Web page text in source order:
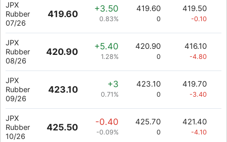
JPX
Rubber
07/26
419.60
+3.50
0.83%
419.60
0
419.50
-0.10
JPX
Rubber
08/26
420.90
+5.40
1.28%
420.90
0
416.10
-4.80
JPX
Rubber
09/26
423.10
+3
0.71%
423.10
0
419.70
-3.40
JPX
Rubber
10/26
425.50
-0.40
-0.09%
425.70
0
421.40
-4.10